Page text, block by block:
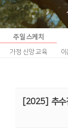
주일 스케치
가정 신앙 교육
[2025]
추